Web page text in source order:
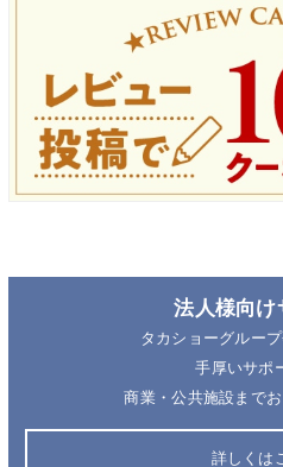
法人様向け
タカショーグルー
手厚いサポ
商業・公共施設までお
詳しくは